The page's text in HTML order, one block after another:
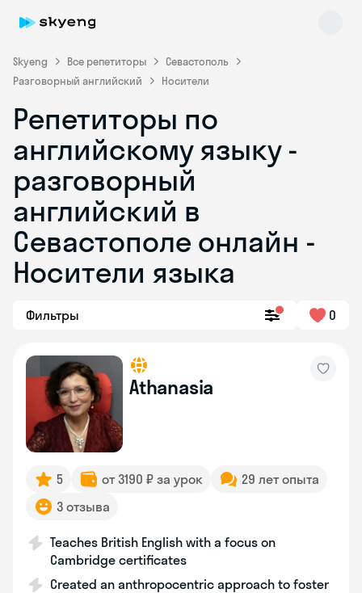
Skyeng Все репетиторы
Севастополь
Разговорный английский
Носители
Репетиторы по
английскому языку -
разговорный
английский в
Севастополе онлайн -
Носители языка
Фильтры 0
Athanasia
5 от 3190 ₽ за урок
29 лет опыта
3 отзыва
Teaches British English with a focus on
Cambridge certificates
Created an anthropocentric approach to foster
Skyeng Chat